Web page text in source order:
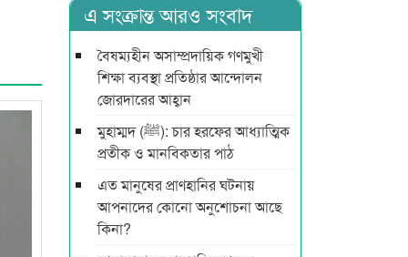
এ সংক্রান্ত আরও সংবাদ
বৈষম্যহীন অসাম্প্রদায়িক গণমুখী
শিক্ষা ব্যবস্থা প্রতিষ্ঠার আন্দোলন
জোরদারের আহ্বান
মুহাম্মদ (ﷺ): চার হরফের আধ্যাত্মিক
প্রতীক ও মানবিকতার পাঠ
এত মানুষের প্রাণহানির ঘটনায়
আপনাদের কোনো অনুশোচনা আছে
কিনা?